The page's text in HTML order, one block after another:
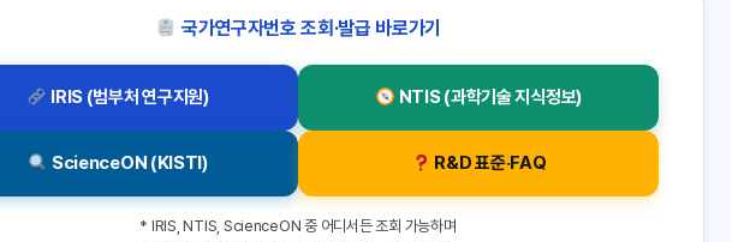
국가연구자번호 조회·발급 바로가기
IRIS (범부처 연구지원) NTIS (과학기술 지식정보)
ScienceON (KISTI) R&D 표준·FAQ
* IRIS, NTIS, ScienceON 중 어디서든 조회 가능하며